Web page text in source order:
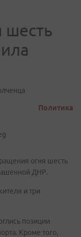
шесть
Политика
огня шесть
ДНР.
и три
позиции
Кроме того,